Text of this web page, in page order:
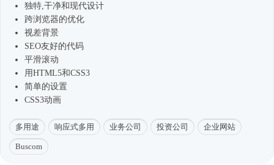
独特,干净和现代设计
跨浏览器的优化
视差背景
SEO友好的代码
平滑滚动
用HTML5和CSS3
简单的设置
CSS3动画
多用途 响应式多用 业务公司 投资公司 企业网站
Buscom